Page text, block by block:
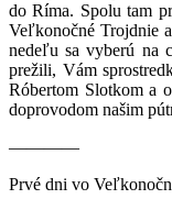
do Ríma. Spolu tam
Veľkonočné Trojdnie
nedeľu sa vyberú na
prežili, Vám
Róbertom Slotkom a
doprovodom našim
————
Prvé dni vo